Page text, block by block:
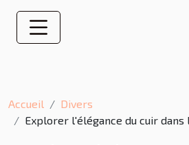
Accueil
Divers
Explorer l'élégance du cuir dans